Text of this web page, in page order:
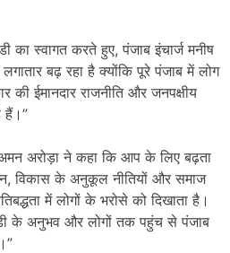
का स्वागत करते हुए, पंजाब इंचार्ज मनीष
बढ़ रहा है क्योंकि पूरे पंजाब में लोग
की ईमानदार राजनीति और जनपक्षीय
हैं।”
अरोड़ा ने कहा कि आप के लिए बढ़ता
विकास के अनुकूल नीतियों और समाज
में लोगों के भरोसे को दिखाता है।
के अनुभव और लोगों तक पहुंच से पंजाब